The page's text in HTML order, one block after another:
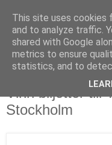
Vinn biljetter till
Stockholm
This site uses cookies
and to analyze traffic.
shared with Google
metrics to ensure
statistics, and to